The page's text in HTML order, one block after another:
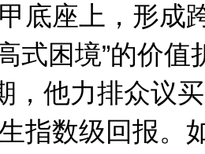
底座上，形成
困境”的价值
，他力排众议
指数级回报